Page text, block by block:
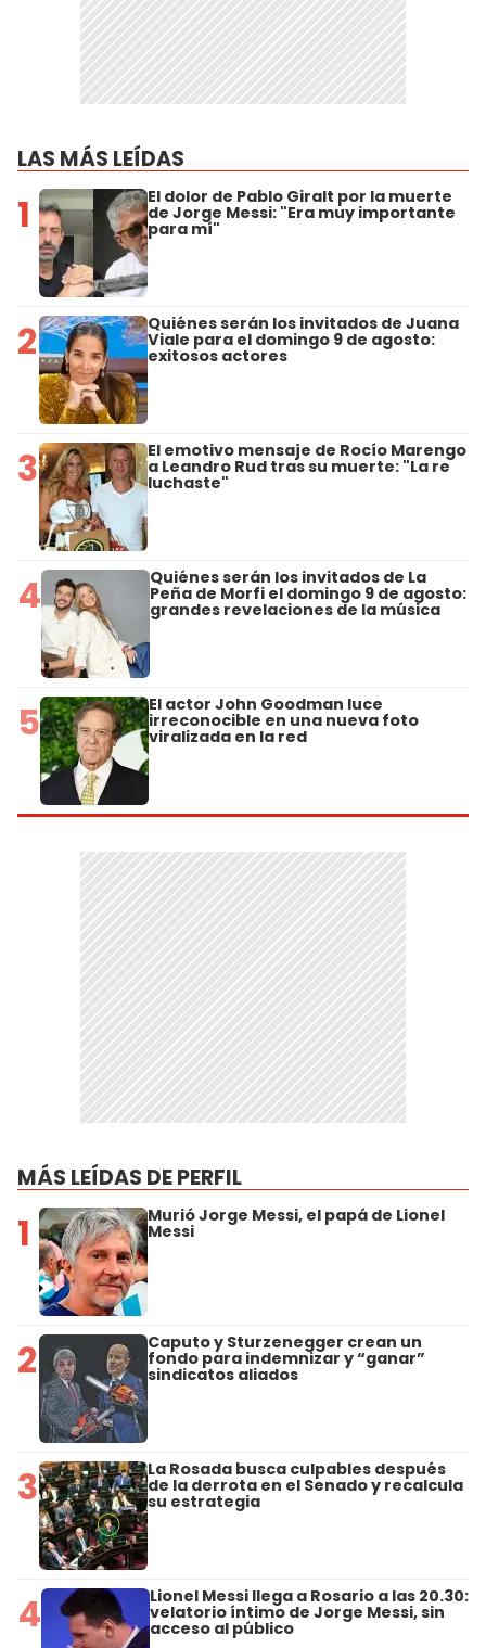
LAS MÁS LEÍDAS
1 El dolor de Pablo Giralt por la muerte
de Jorge Messi: "Era muy importante
para mí"
2 Quiénes serán los invitados de Juana
Viale para el domingo 9 de agosto:
exitosos actores
3 El emotivo mensaje de Rocío Marengo
a Leandro Rud tras su muerte: "La re
luchaste"
4 Quiénes serán los invitados de La
Peña de Morfi el domingo 9 de agosto:
grandes revelaciones de la música
5 El actor John Goodman luce
irreconocible en una nueva foto
viralizada en la red
MÁS LEÍDAS DE PERFIL
1 Murió Jorge Messi, el papá de Lionel
Messi
2 Caputo y Sturzenegger crean un
fondo para indemnizar y “ganar”
sindicatos aliados
3 La Rosada busca culpables después
de la derrota en el Senado y recalcula
su estrategia
4 Lionel Messi llega a Rosario a las 20.30:
velatorio íntimo de Jorge Messi, sin
acceso al público